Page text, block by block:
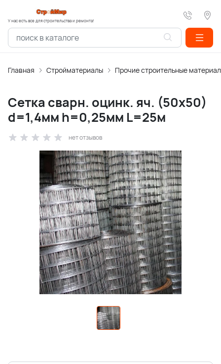
У нас есть все для строительства и ремонта!
Главная Стройматериалы Прочие строительные
Cетка сварн. оцинк. яч. (50х50)
d=1,4мм h=0,25мм L=25м
нет отзывов